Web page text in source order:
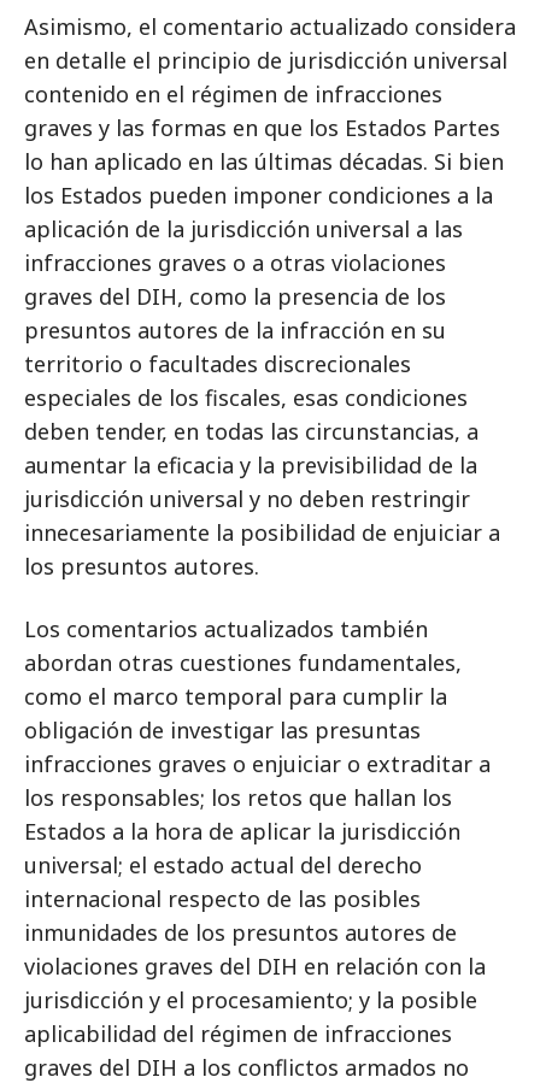
Asimismo, el comentario actualizado considera
en detalle el principio de jurisdicción universal
contenido en el régimen de infracciones
graves y las formas en que los Estados Partes
lo han aplicado en las últimas décadas. Si bien
los Estados pueden imponer condiciones a la
aplicación de la jurisdicción universal a las
infracciones graves o a otras violaciones
graves del DIH, como la presencia de los
presuntos autores de la infracción en su
territorio o facultades discrecionales
especiales de los fiscales, esas condiciones
deben tender, en todas las circunstancias, a
aumentar la eficacia y la previsibilidad de la
jurisdicción universal y no deben restringir
innecesariamente la posibilidad de enjuiciar a
los presuntos autores.
Los comentarios actualizados también
abordan otras cuestiones fundamentales,
como el marco temporal para cumplir la
obligación de investigar las presuntas
infracciones graves o enjuiciar o extraditar a
los responsables; los retos que hallan los
Estados a la hora de aplicar la jurisdicción
universal; el estado actual del derecho
internacional respecto de las posibles
inmunidades de los presuntos autores de
violaciones graves del DIH en relación con la
jurisdicción y el procesamiento; y la posible
aplicabilidad del régimen de infracciones
graves del DIH a los conflictos armados no